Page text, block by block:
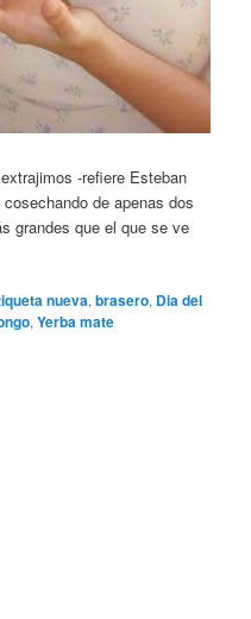
-refiere Esteban
de apenas dos
grandes que el que se ve
nueva,brasero, Dia del
,Yerba mate